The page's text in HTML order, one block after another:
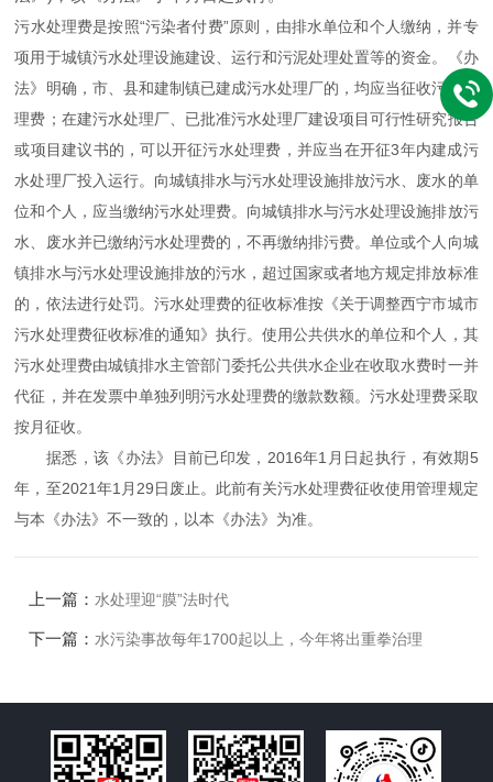
污水处理费是按照“污染者付费”原则，由排水单位和个人缴纳，并专
项用于城镇污水处理设施建设、运行和污泥处理处置等的资金。《办
法》明确，市、县和建制镇已建成污水处理厂的，均应当征收污水处
理费；在建污水处理厂、已批准污水处理厂建设项目可行性研究报告
或项目建议书的，可以开征污水处理费，并应当在开征3年内建成污
水处理厂投入运行。向城镇排水与污水处理设施排放污水、废水的单
位和个人，应当缴纳污水处理费。向城镇排水与污水处理设施排放污
水、废水并已缴纳污水处理费的，不再缴纳排污费。单位或个人向城
镇排水与污水处理设施排放的污水，超过国家或者地方规定排放标准
的，依法进行处罚。污水处理费的征收标准按《关于调整西宁市城市
污水处理费征收标准的通知》执行。使用公共供水的单位和个人，其
污水处理费由城镇排水主管部门委托公共供水企业在收取水费时一并
代征，并在发票中单独列明污水处理费的缴款数额。污水处理费采取
按月征收。
据悉，该《办法》目前已印发，2016年1月日起执行，有效期5
年，至2021年1月29日废止。此前有关污水处理费征收使用管理规定
与本《办法》不一致的，以本《办法》为准。
上一篇： 水处理迎“膜”法时代
下一篇： 水污染事故每年1700起以上，今年将出重拳治理